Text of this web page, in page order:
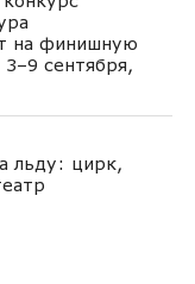
на финишную
сентября,
льду: цирк,